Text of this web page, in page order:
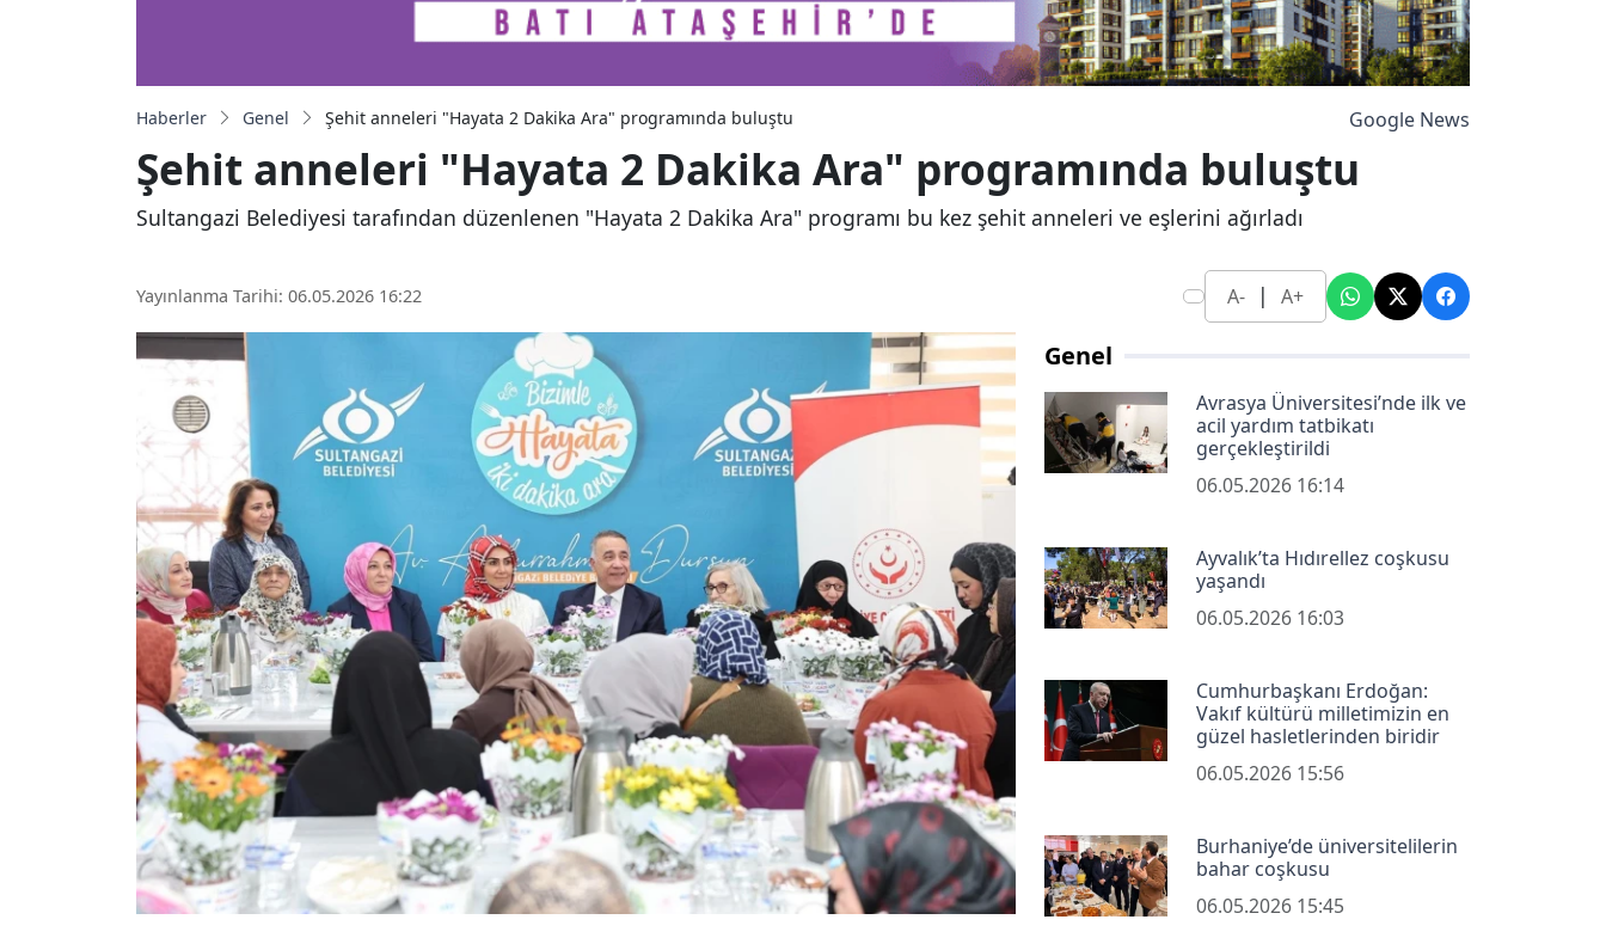
Haberler Genel Şehit anneleri "Hayata 2 Dakika Ara" programında buluştu Google News
Şehit anneleri "Hayata 2 Dakika Ara" programında buluştu
Sultangazi Belediyesi tarafından düzenlenen "Hayata 2 Dakika Ara" programı bu kez şehit anneleri ve eşlerini ağırladı
Yayınlanma Tarihi: 06.05.2026 16:22 A- | A+
Genel
Avrasya Üniversitesi’nde ilk ve
acil yardım tatbikatı
gerçekleştirildi
06.05.2026 16:14
Ayvalık’ta Hıdırellez coşkusu
yaşandı
06.05.2026 16:03
Cumhurbaşkanı Erdoğan:
Vakıf kültürü milletimizin en
güzel hasletlerinden biridir
06.05.2026 15:56
Burhaniye’de üniversitelilerin
bahar coşkusu
06.05.2026 15:45